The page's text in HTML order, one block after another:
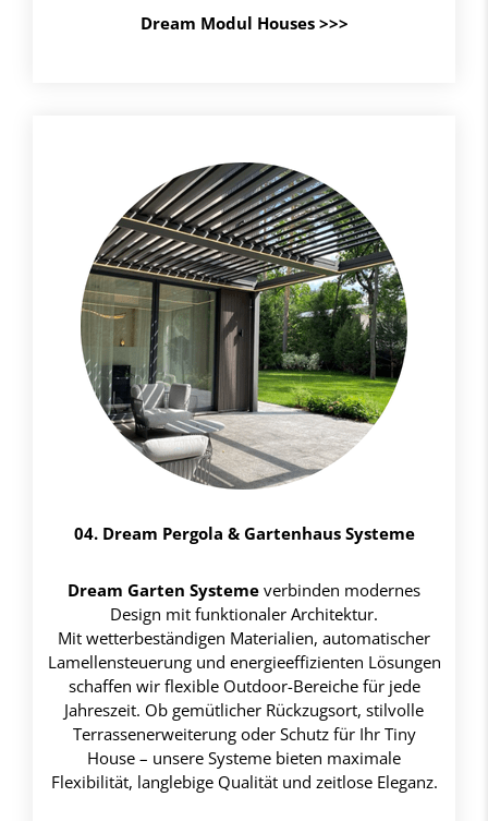
Dream Modul Houses >>>
04. Dream Pergola & Gartenhaus Systeme
Dream Garten Systemeverbinden modernes
Design mit funktionaler Architektur.
Mit wetterbeständigen Materialien, automatischer
Lamellensteuerung und energieeffizienten Lösungen
schaffen wir flexible Outdoor-Bereiche für jede
Jahreszeit. Ob gemütlicher Rückzugsort, stilvolle
Terrassenerweiterung oder Schutz für Ihr Tiny
House – unsere Systeme bieten maximale
Flexibilität, langlebige Qualität und zeitlose Eleganz.